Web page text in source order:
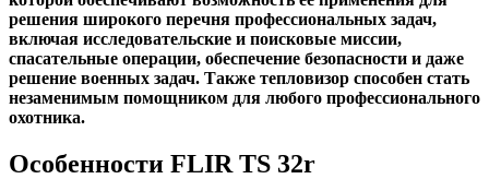
решения широкого перечня профессиональных задач,
включая исследовательские и поисковые миссии,
спасательные операции, обеспечение безопасности и даже
решение военных задач. Также тепловизор способен стать
незаменимым помощником для любого профессионального
охотника.
Особенности FLIR TS 32r